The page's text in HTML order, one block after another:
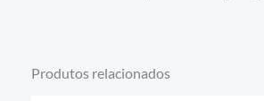
Produtos relacionados